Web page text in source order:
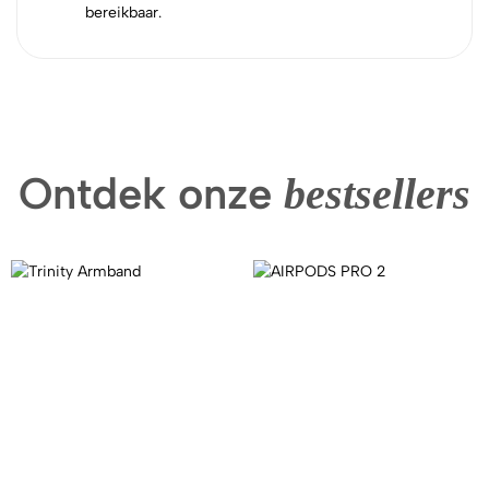
bereikbaar.
Ontdek onze bestsellers